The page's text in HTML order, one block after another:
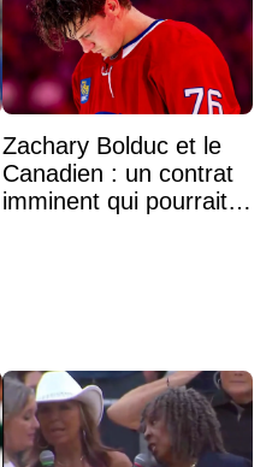
Zachary Bolduc et le
Canadien : un contrat
imminent qui pourrait